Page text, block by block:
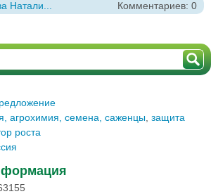
Натали... Комментариев: 0
агрохимия, семена, саженцы защита
роста